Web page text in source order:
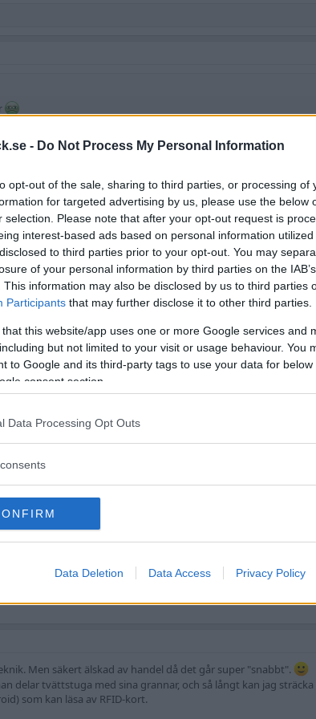
- Do Not Process My Personal Information
opt-out of the sale, sharing to third parties, or processing of
for targeted advertising by us, please use the below
selection. Please note that after your opt-out request is
interest-based ads based on personal information
to third parties prior to your opt-out. You may
of your personal information by third parties on the
This information may also be disclosed by us to third parties
Participants that may further disclose it to other third parties.
that this website/app uses one or more Google services and
but not limited to your visit or usage behaviour. You
to Google and its third-party tags to use your data for
consent section.
Data Processing Opt Outs
Data Deletion Data Access Privacy Policy
på Ica kollar förskräckt på en när man börjar trycka klockan
ska väl vara bra så..
Men säkert älskad av handel då det går super "snabbt".
delar tvättstuga med sina grannar, och så långt kan jag sträcka
som kan läsa av RFID-kort.